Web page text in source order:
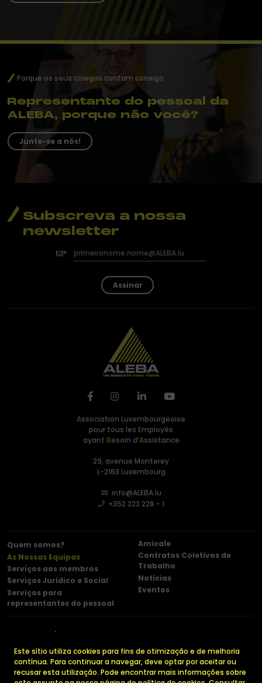
Porque os seus colegas contam consigo
Representante do pessoal da
ALEBA, porque não você?
Junte-se a nós!
Subscreva a nossa
newsletter
Assinar
Association Luxembourgeoise
pour tous les Employés
ayant Besoin d’Assistance
29, avenue Monterey
L-2163 Luxembourg
info@ALEBA.lu
+352 223 228 – 1
Quem somos?
As Nossas Equipas
Serviços aos membros
Serviços Jurídico e Social
Serviços para
representantes do pessoal
Amicale
Contratos Coletivos de
Trabalho
Notícias
Eventos
Política de confidencialidade
Este sítio utiliza cookies para fins de otimização e de melhoria
contínua. Para continuar a navegar, deve optar por aceitar ou
recusar esta utilização. Pode encontrar mais informações sobre